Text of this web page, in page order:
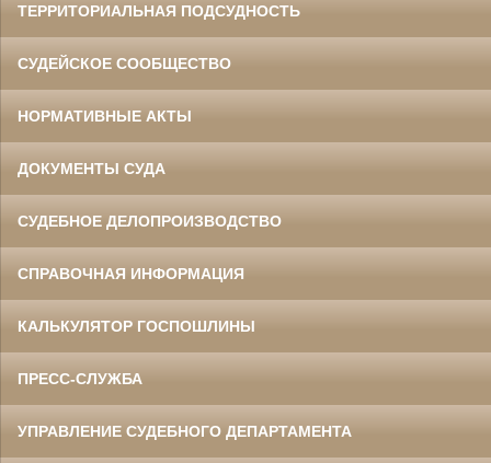
ТЕРРИТОРИАЛЬНАЯ ПОДСУДНОСТЬ
СУДЕЙСКОЕ СООБЩЕСТВО
НОРМАТИВНЫЕ АКТЫ
ДОКУМЕНТЫ СУДА
СУДЕБНОЕ ДЕЛОПРОИЗВОДСТВО
СПРАВОЧНАЯ ИНФОРМАЦИЯ
КАЛЬКУЛЯТОР ГОСПОШЛИНЫ
ПРЕСС-СЛУЖБА
УПРАВЛЕНИЕ СУДЕБНОГО ДЕПАРТАМЕНТА